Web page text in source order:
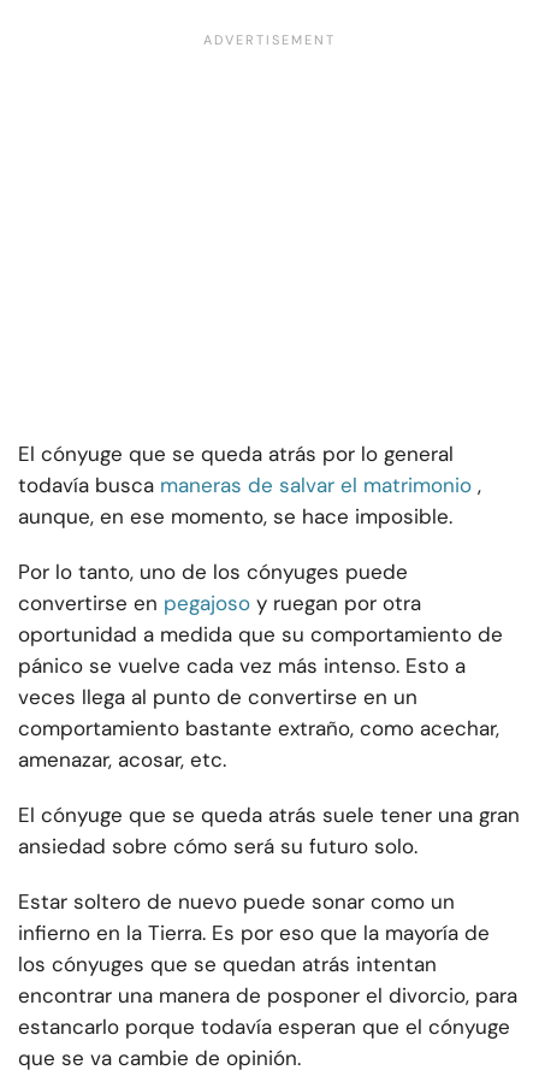
El cónyuge que se queda atrás por lo general
todavía busca maneras de salvar el matrimonio ,
aunque, en ese momento, se hace imposible.
Por lo tanto, uno de los cónyuges puede
convertirse en pegajoso y ruegan por otra
oportunidad a medida que su comportamiento de
pánico se vuelve cada vez más intenso. Esto a
veces llega al punto de convertirse en un
comportamiento bastante extraño, como acechar,
amenazar, acosar, etc.
El cónyuge que se queda atrás suele tener una gran
ansiedad sobre cómo será su futuro solo.
Estar soltero de nuevo puede sonar como un
infierno en la Tierra. Es por eso que la mayoría de
los cónyuges que se quedan atrás intentan
encontrar una manera de posponer el divorcio, para
estancarlo porque todavía esperan que el cónyuge
que se va cambie de opinión.